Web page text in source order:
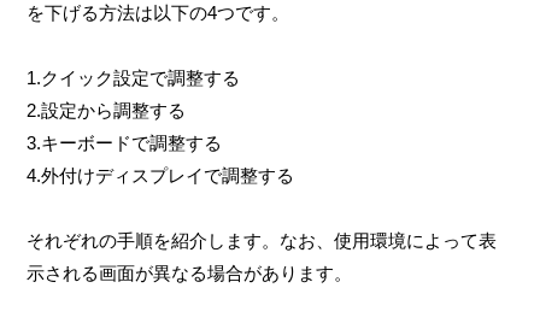
を下げる方法は以下の4つです。
1.クイック設定で調整する
2.設定から調整する
3.キーボードで調整する
4.外付けディスプレイで調整する
それぞれの手順を紹介します。なお、使用環境によって表
示される画面が異なる場合があります。